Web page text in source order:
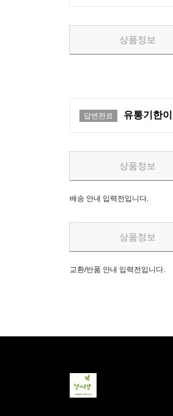
상품정보
답변완료 유통기한
상품정보
배송 안내 입력전입니다.
상품정보
교환/반품 안내 입력전입니다.